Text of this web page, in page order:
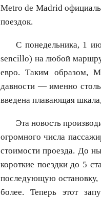
Metro de Madrid
поездок.
С понедельника, 1
sencillo) на любой
евро. Таким образом,
давности — именно
введена плавающая
Эта новость
огромного числа
стоимости проезда. До
короткие поездки до 5
последующую остановку,
более. Теперь этот